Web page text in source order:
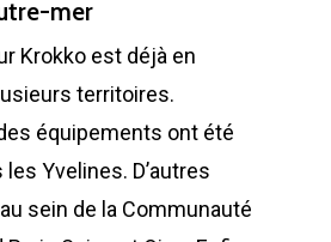
mer
Krokko est déjà en
territoires.
équipements ont été
Yvelines. D’autres
sein de la Communauté
Système de
pour bennes
Concept ECOPAKT
Déchetterie à plat
Tél : 01 60 69 68 66
contact@gillard-sas.fr